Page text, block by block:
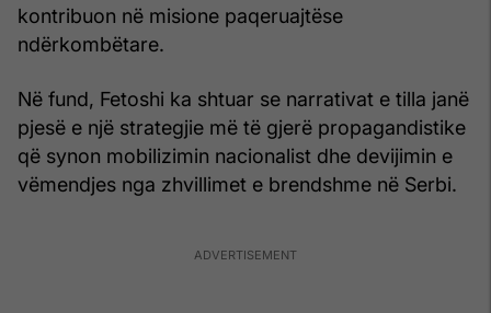
kontribuon në misione paqeruajtëse
ndërkombëtare.
Në fund, Fetoshi ka shtuar se narrativat e tilla janë
pjesë e një strategjie më të gjerë propagandistike
që synon mobilizimin nacionalist dhe devijimin e
vëmendjes nga zhvillimet e brendshme në Serbi.